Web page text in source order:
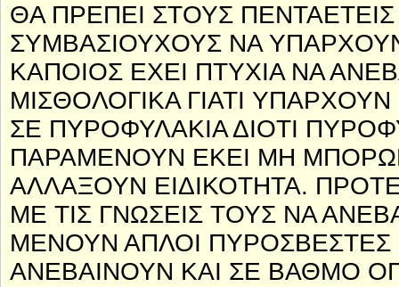
ΘΑ ΠΡΕΠΕΙ ΣΤΟΥΣ
ΣΥΜΒΑΣΙΟΥΧΟΥΣ ΝΑ
ΚΑΠΟΙΟΣ ΕΧΕΙ ΠΤΥΧΙΑ ΝΑ
ΜΙΣΘΟΛΟΓΙΚΑ ΓΙΑΤΙ
ΣΕ ΠΥΡΟΦΥΛΑΚΙΑ ΔΙΟΤΙ
ΠΑΡΑΜΕΝΟΥΝ ΕΚΕΙ ΜΗ
ΑΛΛΑΞΟΥΝ ΕΙΔΙΚΟΤΗΤΑ.
ΜΕ ΤΙΣ ΓΝΩΣΕΙΣ ΤΟΥΣ ΝΑ
ΜΕΝΟΥΝ ΑΠΛΟΙ ΠΥΡΟΣΒΕΣΤΕΣ
ΑΝΕΒΑΙΝΟΥΝ ΚΑΙ ΣΕ ΒΑΘΜΟ